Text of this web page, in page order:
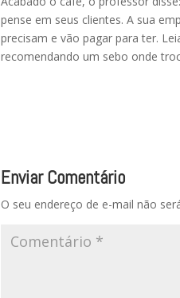
pense em seus clientes. A sua
precisam e vão pagar para ter.
recomendando um sebo onde
Enviar Comentário
O seu endereço de e-mail não